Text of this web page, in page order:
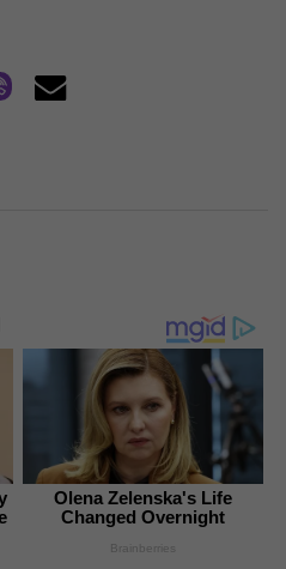
Olena Zelenska's Life
Changed Overnight
Brainberries